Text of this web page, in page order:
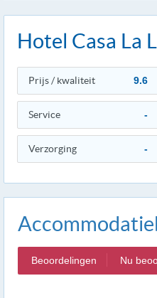
Hotel Casa La
Prijs / kwaliteit 9.6
Service -
Verzorging -
Beoordelingen Nu